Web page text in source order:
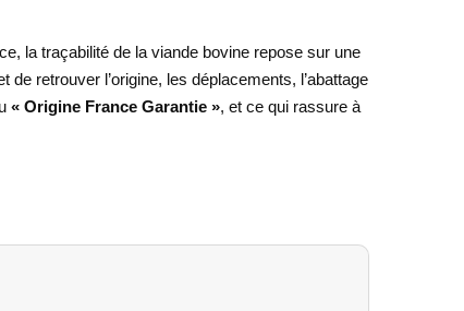
la traçabilité de la viande bovine repose sur une
retrouver l’origine, les déplacements, l’abattage
« Origine France Garantie », et ce qui rassure à